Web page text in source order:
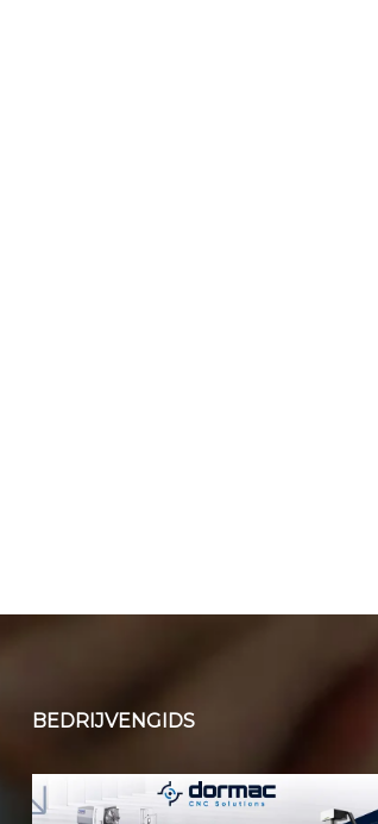
BEDRIJVENGIDS